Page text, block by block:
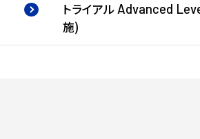
トライアルAdvanced
施)